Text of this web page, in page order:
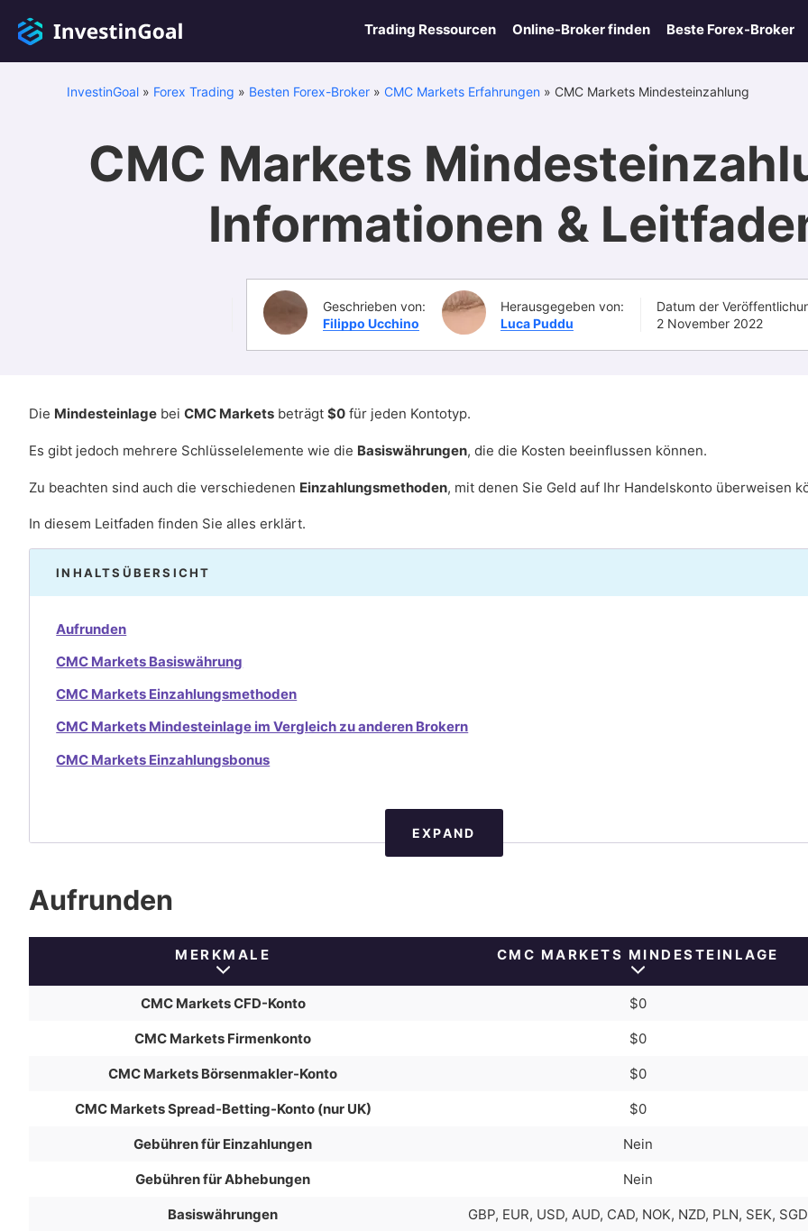
Trading Ressourcen Online-Broker finden Beste Forex-Broker
InvestinGoal» Forex Trading » Besten Forex-Broker» CMC Markets Erfahrungen » CMC Markets Mindesteinzahlung
CMC Markets
Informationen &
Geschrieben von:
Filippo Ucchino
Herausgegeben von:
Luca Puddu
Datum der
2 November 2022
Die Mindesteinlage bei CMC Markets beträgt $0 für jeden Kontotyp.
Es gibt jedoch mehrere Schlüsselelemente wie die Basiswährungen, die die Kosten beeinflussen können.
Zu beachten sind auch die verschiedenen Einzahlungsmethoden, mit denen Sie Geld auf Ihr Handelskonto überweisen
In diesem Leitfaden finden Sie alles erklärt.
INHALTSÜBERSICHT
Aufrunden
CMC Markets Basiswährung
CMC Markets Einzahlungsmethoden
CMC Markets Mindesteinlage im Vergleich zu anderen Brokern
CMC Markets Einzahlungsbonus
EXPAND
Aufrunden
MERKMALE CMC MARKETS MINDESTEINLAGE
CMC Markets CFD-Konto $0
CMC Markets Firmenkonto $0
CMC Markets Börsenmakler-Konto $0
CMC Markets Spread-Betting-Konto (nur UK) $0
Gebühren für Einzahlungen Nein
Gebühren für Abhebungen Nein
Basiswährungen GBP, EUR, USD, AUD, CAD, NOK, NZD, PLN, SEK, SGD